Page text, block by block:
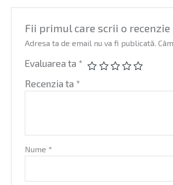
Fii primul care scrii o
Adresa ta de email nu va fi publicată.
Evaluarea ta *
Recenzia ta *
Nume *